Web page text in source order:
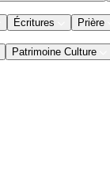
Écritures Prière
Patrimoine Culture